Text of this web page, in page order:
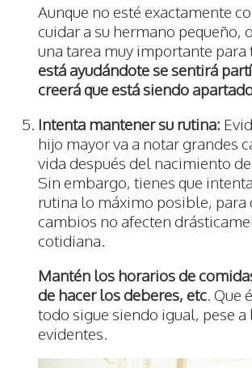
Aunque no esté exactamente
cuidar a su hermano pequeño,
una tarea muy importante para
está ayudándote se sentirá
creerá que está siendo
Intenta mantener su rutina:
hijo mayor va a notar grandes
vida después del nacimiento
Sin embargo, tienes que
rutina lo máximo posible, para
cambios no afecten
cotidiana.
Mantén los horarios de
de hacer los deberes, etc. Que
todo sigue siendo igual, pese
evidentes.